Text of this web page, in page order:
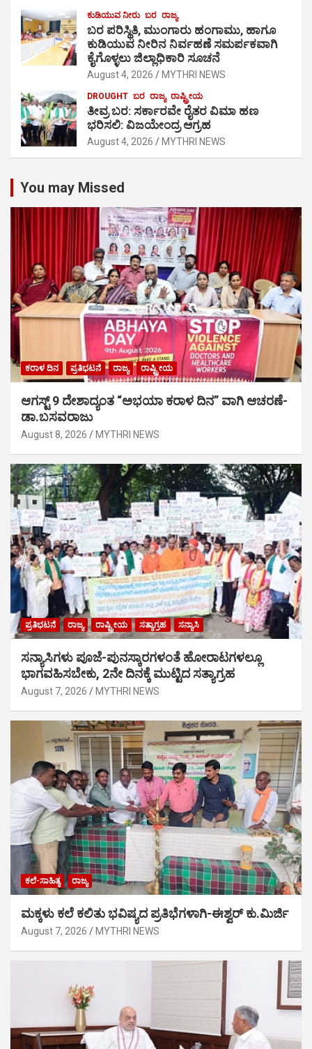
ಕುಡಿಯುವ ನೀರು ಬರ ರಾಜ್ಯ
ಬರ ಪರಿಸ್ಥಿತಿ, ಮುಂಗಾರು ಹಂಗಾಮು, ಹಾಗೂ
ಕುಡಿಯುವ ನೀರಿನ ನಿರ್ವಹಣೆ ಸಮರ್ಪಕವಾಗಿ
ಕೈಗೊಳ್ಳಲು ಜಿಲ್ಲಾಧಿಕಾರಿ ಸೂಚನೆ
August 4, 2026 MYTHRI NEWS
DROUGHT ಬರ ರಾಜ್ಯ ರಾಷ್ಟ್ರೀಯ
ತೀವ್ರ ಬರ: ಸರ್ಕಾರವೇ ರೈತರ ವಿಮಾ ಹಣ
ಭರಿಸಲಿ: ವಿಜಯೇಂದ್ರ ಆಗ್ರಹ
August 4, 2026 MYTHRI NEWS
You may Missed
ಕರಾಳ ದಿನ ಪ್ರತಿಭಟನೆ ರಾಜ್ಯ ರಾಷ್ಟ್ರೀಯ
ಆಗಸ್ಟ್ 9 ದೇಶಾದ್ಯಂತ “ಅಭಯಾ ಕರಾಳ ದಿನ” ವಾಗಿ ಆಚರಣೆ-
ಡಾ.ಬಸವರಾಜು
August 8, 2026 MYTHRI NEWS
ಪ್ರತಿಭಟನೆ ರಾಜ್ಯ ರಾಷ್ಟ್ರೀಯ ಸತ್ಯಾಗ್ರಹ ಸನ್ಯಾಸಿ
ಸನ್ಯಾಸಿಗಳು ಪೂಜೆ-ಪುನಸ್ಕಾರಗಳಂತೆ ಹೋರಾಟಗಳಲ್ಲೂ
ಭಾಗವಹಿಸಬೇಕು, 2ನೇ ದಿನಕ್ಕೆ ಮುಟ್ಟಿದ ಸತ್ಯಾಗ್ರಹ
August 7, 2026 MYTHRI NEWS
ಕಲೆ-ಸಾಹಿತ್ಯ ರಾಜ್ಯ
ಮಕ್ಕಳು ಕಲೆ ಕಲಿತು ಭವಿಷ್ಯದ ಪ್ರತಿಭೆಗಳಾಗಿ-ಈಶ್ವರ್ ಕು.ಮಿರ್ಜಿ
August 7, 2026 MYTHRI NEWS